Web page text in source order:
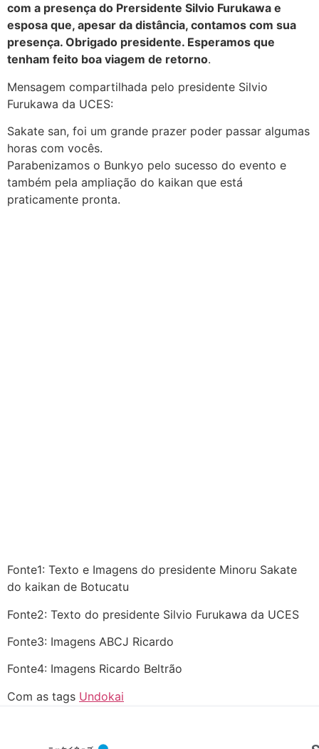
com a presença do Prersidente Silvio Furukawa e
esposa que, apesar da distância, contamos com sua
presença. Obrigado presidente. Esperamos que
tenham feito boa viagem de retorno.
Mensagem compartilhada pelo presidente Silvio
Furukawa da UCES:
Sakate san, foi um grande prazer poder passar algumas
horas com vocês.
Parabenizamos o Bunkyo pelo sucesso do evento e
também pela ampliação do kaikan que está
praticamente pronta.
Fonte1: Texto e Imagens do presidente Minoru Sakate
do kaikan de Botucatu
Fonte2: Texto do presidente Silvio Furukawa da UCES
Fonte3: Imagens ABCJ Ricardo
Fonte4: Imagens Ricardo Beltrão
Com as tags Undokai